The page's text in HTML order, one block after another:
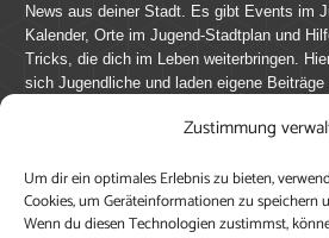
Zustimmung
Um dir ein optimales Erlebnis zu bieten,
Cookies, um Geräteinformationen zu
Wenn du diesen Technologien zustimmst,
News aus deiner Stadt. Es gibt Events im
Kalender, Orte im Jugend-Stadtplan und
Tricks, die dich im Leben weiterbringen.
sich Jugendliche und laden eigene Beiträge
youpod.de lebt von Menschen wie dir.
journalistische Erfahrung, teile deine